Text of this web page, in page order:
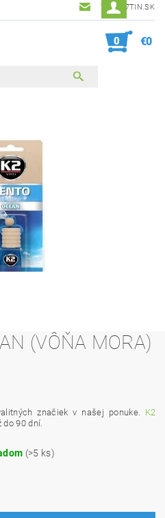
7TIN@7TIN.SK
0 €0
(VÔŇA MORA)
značiek v našej ponuke. K2
90 dní.
(>5 ks)